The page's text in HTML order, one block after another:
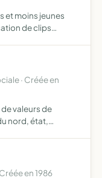
et moins jeunes
de clips
· Créée en
valeurs de
nord, état,
en 1986